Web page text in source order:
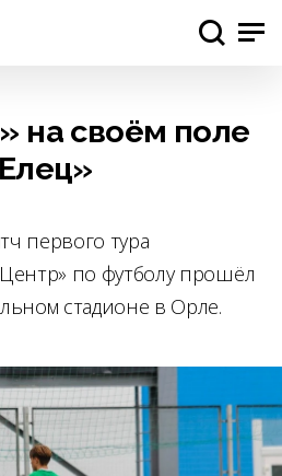
на своём поле
первого тура
по футболу прошёл
стадионе в Орле.